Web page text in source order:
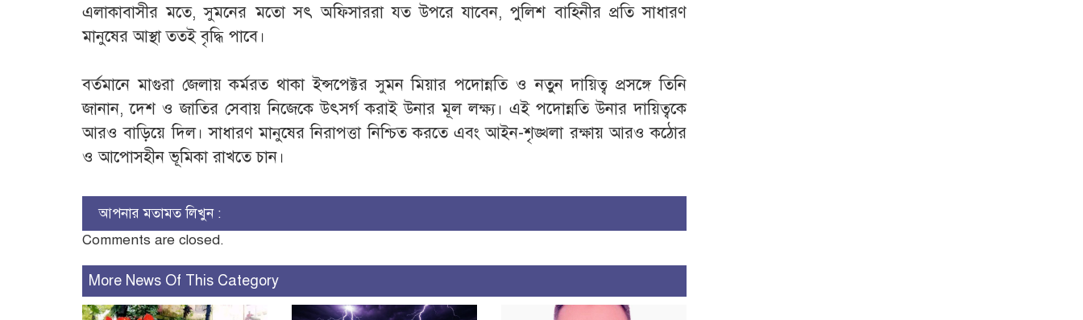
এলাকাবাসীর মতে, সুমনের মতো সৎ অফিসাররা যত উপরে যাবেন, পুলিশ বাহিনীর প্রতি সাধারণ
মানুষের আস্থা ততই বৃদ্ধি পাবে।
‎​বর্তমানে মাগুরা জেলায় কর্মরত থাকা ইন্সপেক্টর সুমন মিয়ার পদোন্নতি ও নতুন দায়িত্ব প্রসঙ্গে তিনি
জানান, ​দেশ ও জাতির সেবায় নিজেকে উৎসর্গ করাই উনার মূল লক্ষ্য। এই পদোন্নতি উনার দায়িত্বকে
আরও বাড়িয়ে দিল। সাধারণ মানুষের নিরাপত্তা নিশ্চিত করতে এবং আইন-শৃঙ্খলা রক্ষায় আরও কঠোর
ও আপোসহীন ভূমিকা রাখতে চান।
আপনার মতামত লিখুন :
Comments are closed.
More News Of This Category